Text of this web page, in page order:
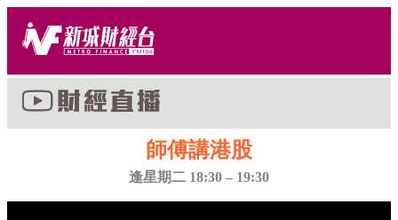
師傅講港股
逢星期二 18:30 – 19:30